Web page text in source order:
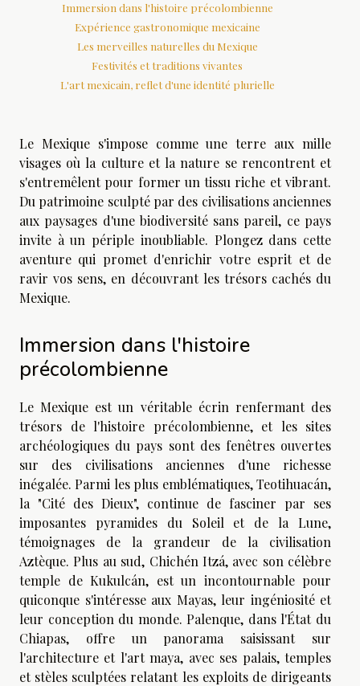
Immersion dans l'histoire précolombienne
Expérience gastronomique mexicaine
Les merveilles naturelles du Mexique
Festivités et traditions vivantes
L'art mexicain, reflet d'une identité plurielle
Le Mexique s'impose comme une terre aux mille
visages où la culture et la nature se rencontrent et
s'entremêlent pour former un tissu riche et vibrant.
Du patrimoine sculpté par des civilisations anciennes
aux paysages d'une biodiversité sans pareil, ce pays
invite à un périple inoubliable. Plongez dans cette
aventure qui promet d'enrichir votre esprit et de
ravir vos sens, en découvrant les trésors cachés du
Mexique.
Immersion dans l'histoire
précolombienne
Le Mexique est un véritable écrin renfermant des
trésors de l'histoire précolombienne, et les sites
archéologiques du pays sont des fenêtres ouvertes
sur des civilisations anciennes d'une richesse
inégalée. Parmi les plus emblématiques, Teotihuacán,
la "Cité des Dieux", continue de fasciner par ses
imposantes pyramides du Soleil et de la Lune,
témoignages de la grandeur de la civilisation
Aztèque. Plus au sud, Chichén Itzá, avec son célèbre
temple de Kukulcán, est un incontournable pour
quiconque s'intéresse aux Mayas, leur ingéniosité et
leur conception du monde. Palenque, dans l'État du
Chiapas, offre un panorama saisissant sur
l'architecture et l'art maya, avec ses palais, temples
et stèles sculptées relatant les exploits de dirigeants